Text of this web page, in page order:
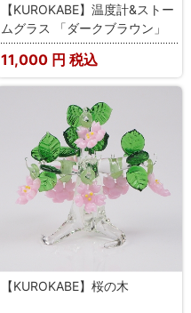
【KUROKABE】温度計&ストー
ムグラス 「ダークブラウン」
11,000 円 税込
【KUROKABE】桜の木